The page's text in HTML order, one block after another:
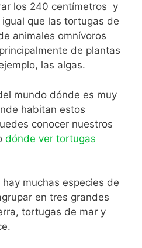
los 240 centímetros y
que las tortugas de
animales omnívoros
de plantas
las algas.
mundo dónde es muy
habitan estos
conocer nuestros
dónde ver tortugas
muchas especies de
en tres grandes
tortugas de mar y